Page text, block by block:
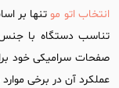
انتخاب اتو موتنها بر
تناسب دستگاه با
صفحات سرامیکی خود
عملکرد آن در برخی